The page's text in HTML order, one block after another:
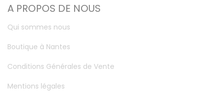
A PROPOS DE NOUS
Qui sommes nous
Boutique à Nantes
Conditions Générales de Vente
Mentions légales